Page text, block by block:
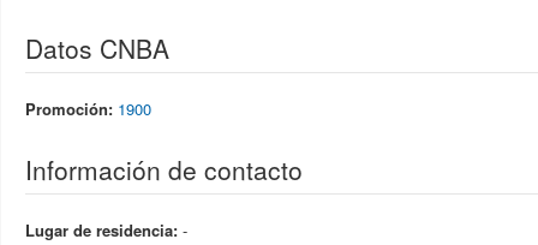
Datos CNBA
Promoción: 1900
Información de contacto
Lugar de residencia: -